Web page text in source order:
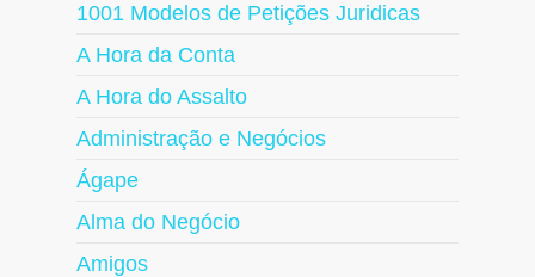
1001 Modelos de Petições Juridicas
A Hora da Conta
A Hora do Assalto
Administração e Negócios
Ágape
Alma do Negócio
Amigos